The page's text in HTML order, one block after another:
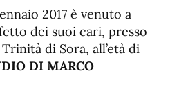
de
fuente
de
fuente.
2017 è venuto a
dei suoi cari, presso
Trinità di Sora, all’età di
DI MARCO